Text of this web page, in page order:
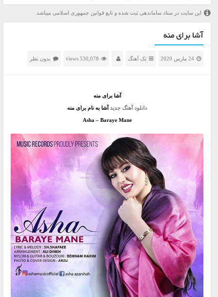
این سایت در ستاد ساماندهی ثبت شده و تابع قوانین جمهوری اسلامی میباشد
آشا برای منه
24 مارس 2020 تک آهنگ 530,078 views بدون نظر
آشا برای منه
دانلود آهنگ جدید آشا به نام برای منه
Asha – Baraye Mane